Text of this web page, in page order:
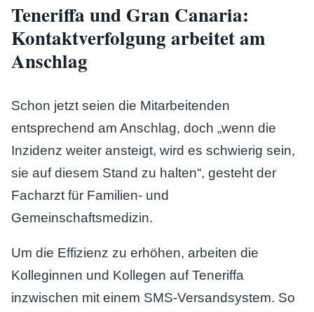
Teneriffa und Gran Canaria:
Kontaktverfolgung arbeitet am
Anschlag
Schon jetzt seien die Mitarbeitenden
entsprechend am Anschlag, doch „wenn die
Inzidenz weiter ansteigt, wird es schwierig sein,
sie auf diesem Stand zu halten“, gesteht der
Facharzt für Familien- und
Gemeinschaftsmedizin.
Um die Effizienz zu erhöhen, arbeiten die
Kolleginnen und Kollegen auf Teneriffa
inzwischen mit einem SMS-Versandsystem. So